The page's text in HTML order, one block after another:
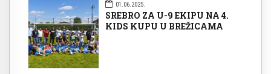
01.06.2025.
SREBRO ZA U-9 EKIPU NA 4.
KIDS KUPU U BREŽICAMA